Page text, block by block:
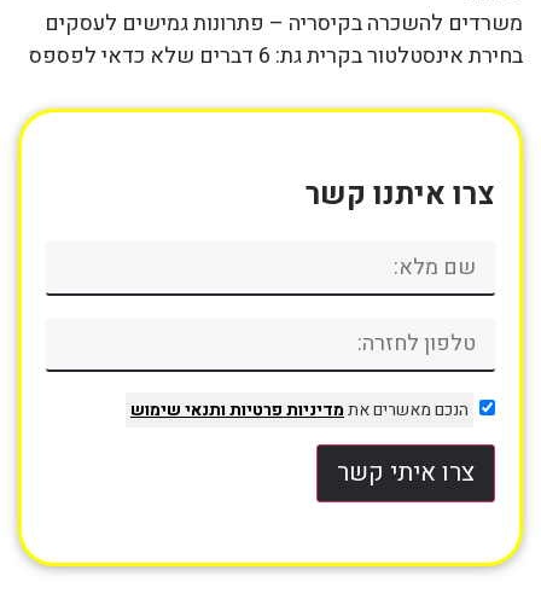
משרדים להשכרה בקיסריה – פתרונות גמישים לעסקים
בחירת אינסטלטור בקרית גת: 6 דברים שלא כדאי לפספס
צרו איתנו קשר
הנכם מאשרים אתמדיניות פרטיותותנאי שימוש
צרו איתי קשר